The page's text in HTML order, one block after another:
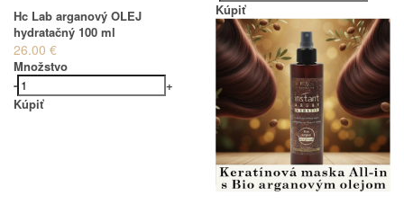
Hc Lab arganový OLEJ
hydratačný 100 ml
26.00 €
Množstvo
-
+
Kúpiť
Kúpiť